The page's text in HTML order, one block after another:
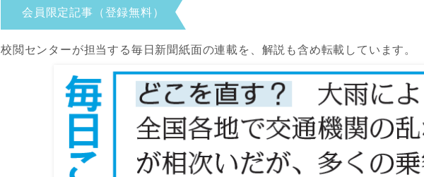
会員限定記事（登録無料）
校閲センターが担当する毎日新聞紙面の連載を、解説も含め転載しています。